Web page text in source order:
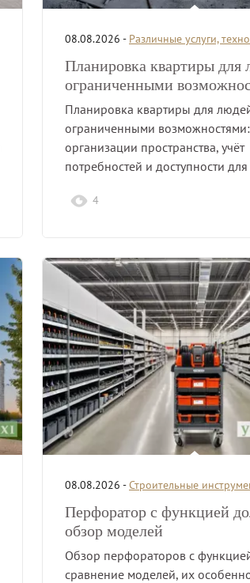
08.08.2026 - Различные услуги,
Планировка квартиры для
ограниченными
Планировка квартиры для
ограниченными
организации пространства, учёт
потребностей и доступности для
4
08.08.2026 -Строительные
Перфоратор с функцией
обзор моделей
Обзор перфораторов с
сравнение моделей, их